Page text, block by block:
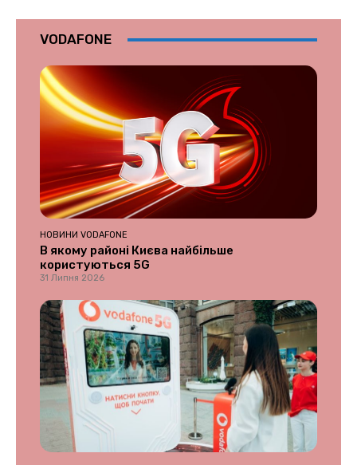
VODAFONE
НОВИНИ VODAFONE
В якому районі Києва найбільше
користуються 5G
31 Липня 2026